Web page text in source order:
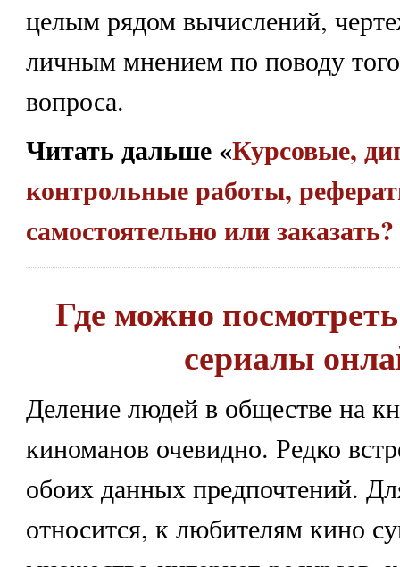
целым рядом вычислений,
личным мнением по поводу
вопроса.
Читать дальше «Курсовые,
контрольные работы,
самостоятельно или
Где можно
сериалы
Деление людей в обществе на
киноманов очевидно. Редко
обоих данных предпочтений.
относится, к любителям кино